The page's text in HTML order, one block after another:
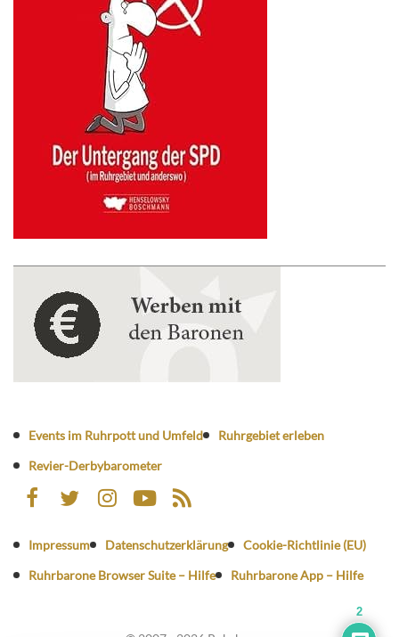
Events im Ruhrpott und Umfeld
Ruhrgebiet erleben
Revier-Derbybarometer
Impressum Datenschutzerklärung
Cookie-Richtlinie (EU)
Ruhrbarone Browser Suite – Hilfe
Ruhrbarone App – Hilfe
2